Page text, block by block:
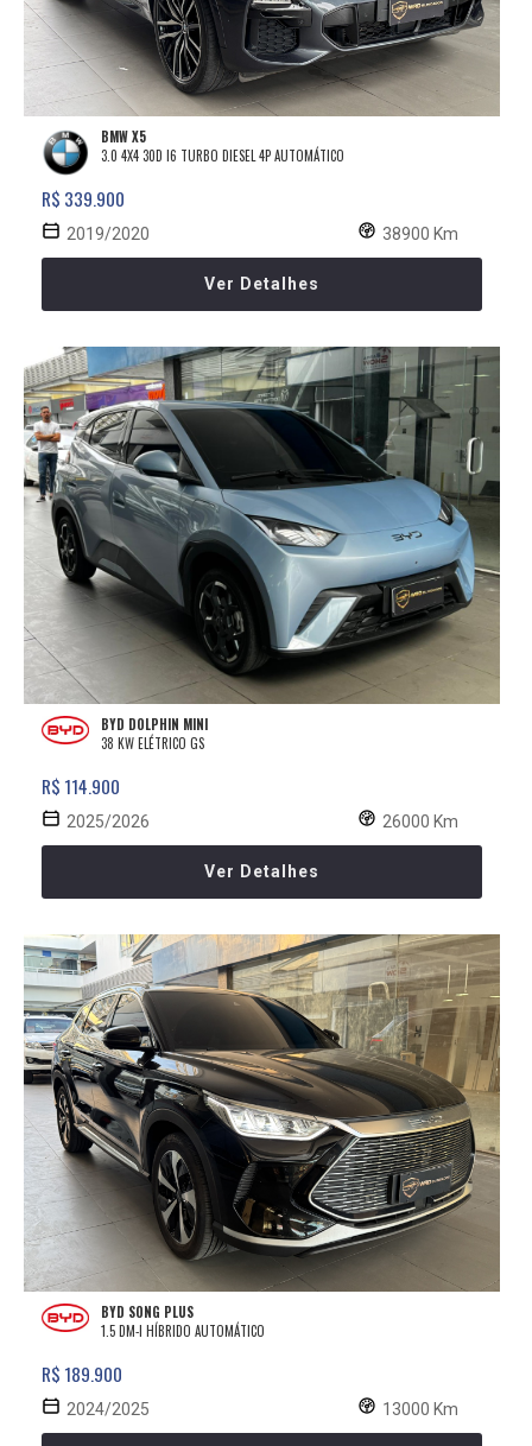
BMW X5
3.0 4X4 30D I6 TURBO DIESEL 4P AUTOMÁTICO
R$ 339.900
2019/2020 38900 Km
Ver Detalhes
BYD DOLPHIN MINI
38 KW ELÉTRICO GS
R$ 114.900
2025/2026 26000 Km
Ver Detalhes
BYD SONG PLUS
1.5 DM-I HÍBRIDO AUTOMÁTICO
R$ 189.900
2024/2025 13000 Km